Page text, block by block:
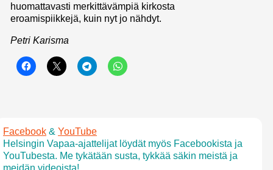
huomattavasti merkittävämpiä kirkosta
eroamispiikkejä, kuin nyt jo nähdyt.
Petri Karisma
Facebook & YouTube
Helsingin Vapaa-ajattelijat löydät myös Facebookista ja
YouTubesta. Me tykätään susta, tykkää säkin meistä ja
meidän videoista!